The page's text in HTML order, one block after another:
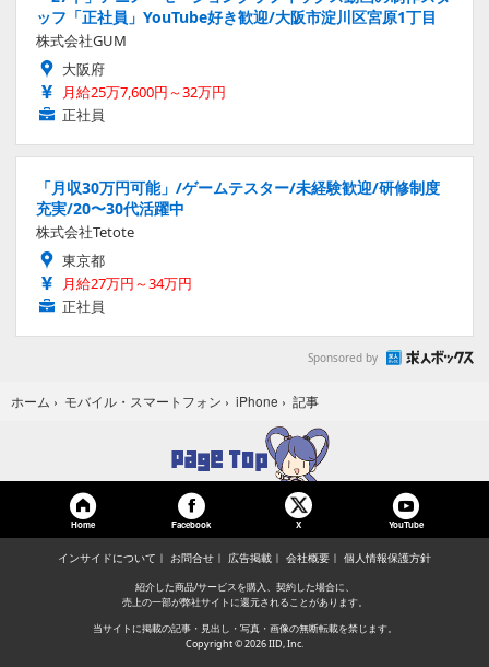
ッフ「正社員」YouTube好き歓迎/大阪市淀川区宮原1丁目
株式会社GUM
大阪府
月給25万7,600円～32万円
正社員
「月収30万円可能」/ゲームテスター/未経験歓迎/研修制度
充実/20〜30代活躍中
株式会社Tetote
東京都
月給27万円～34万円
正社員
Sponsored by
ホーム › モバイル・スマートフォン › iPhone › 記事
Home Facebook X YouTube
インサイドについて お問合せ 広告掲載 会社概要 個人情報保護方針
紹介した商品/サービスを購入、契約した場合に、
売上の一部が弊社サイトに還元されることがあります。
当サイトに掲載の記事・見出し・写真・画像の無断転載を禁じます。
Copyright © 2026 IID, Inc.